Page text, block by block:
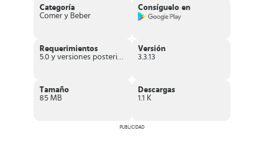
Además, en lapestaña opciones puedes hacer los ajustes
necesariospara garantizar tu participación en sorteo. Incluso, la
App cuenta con un
, con un equipo técnico dispuesto
Por otra parte, la APK dispone de lasección Promoción Fidelidad
en la cual solo participan los productos Nescafé Classic, Nescafé
Vitalissimo y Nescafé 3 en 1. Solo tienes que registrarte en el icono
Primero, tienes la posibilidad de
obtener 2000 euros si registras 6
códigos, con la oportunidad de participar hasta tres veces en el
obtener 3000 euros mensualescon la oportunidad de participar 8
Categoría
Comer y Beber
Consíguelo en
Requerimientos
5.0 y versiones posteriores
Versión
3.3.13
Tamaño
85 MB
Descargas
1.1 K
PUBLICIDAD